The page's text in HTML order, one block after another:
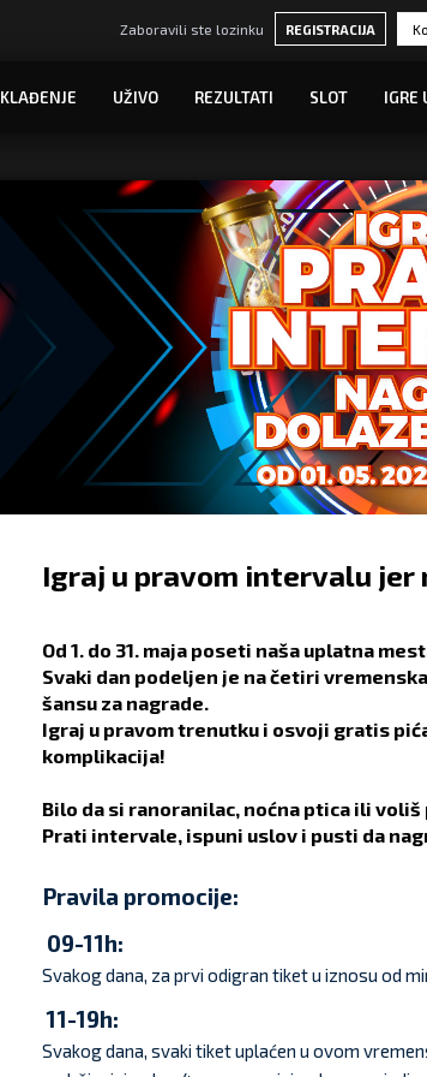
Zaboravili ste lozinku REGISTRACIJA
KLAĐENJE UŽIVO REZULTATI SLOT IGRE
Igraj u pravom intervalu jer
Od 1. do 31. maja poseti naša uplatna
Svaki dan podeljen je na četiri
šansu za nagrade.
Igraj u pravom trenutku i osvoji gratis
komplikacija!
Bilo da si ranoranilac, noćna ptica ili
Prati intervale, ispuni uslov i pusti da
Pravila promocije:
09-11h:
Svakog dana, za prvi odigran tiket u iznosu od
11-19h:
Svakog dana, svaki tiket uplaćen u ovom